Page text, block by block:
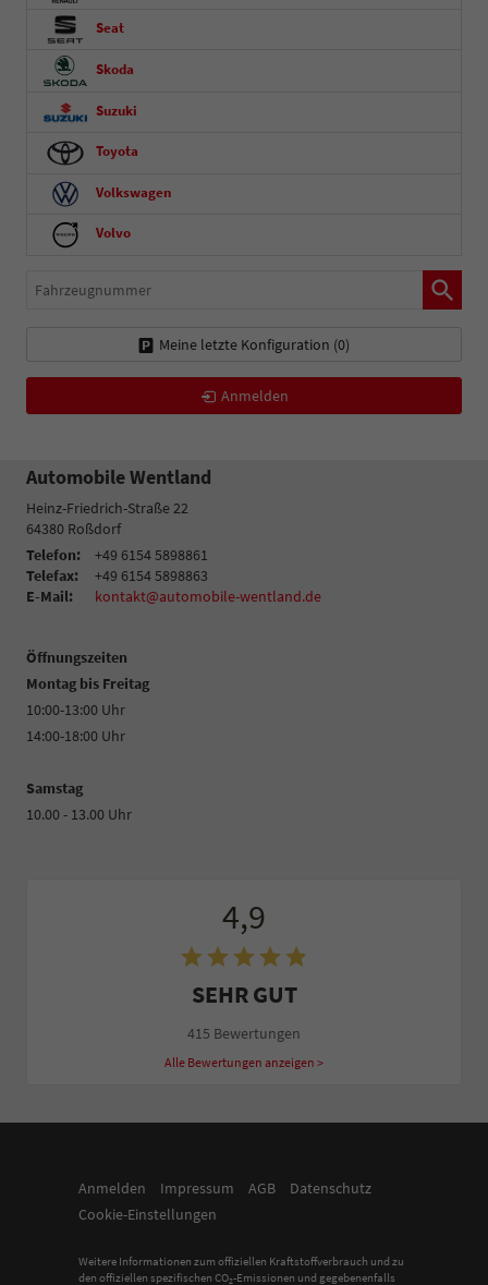
Seat
Skoda
Suzuki
Toyota
Volkswagen
Volvo
Fahrzeugnummer
Meine letzte Konfiguration (0)
Anmelden
Automobile Wentland
Heinz-Friedrich-Straße 22
64380 Roßdorf
Telefon:
+49 6154 5898861
Telefax:
+49 6154 5898863
E-Mail:
kontakt@automobile-wentland.de
Öffnungszeiten
Montag bis Freitag
10:00-13:00 Uhr
14:00-18:00 Uhr
Samstag
10.00 - 13.00 Uhr
4,9
SEHR GUT
415 Bewertungen
Alle Bewertungen anzeigen >
Anmelden Impressum AGB
Datenschutz
Cookie-Einstellungen
Weitere Informationen zum offiziellen Kraftstoffverbrauch und zu
den offiziellen spezifischen CO2-Emissionen und gegebenenfalls